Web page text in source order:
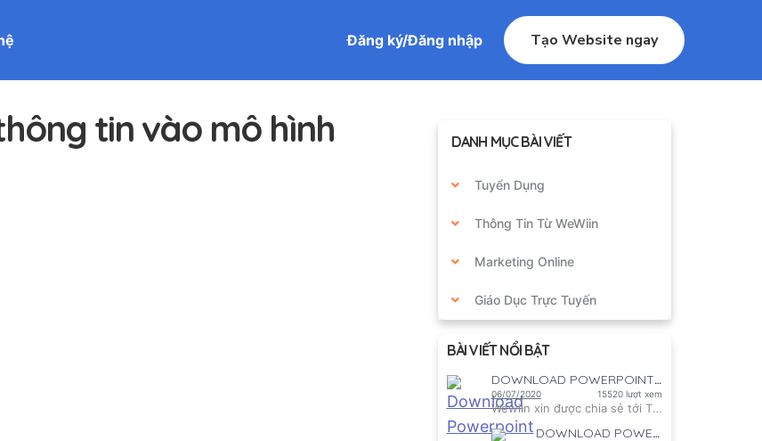
Đăng ký/Đăng nhập Tạo Website ngay
tin vào mô hình
DANH MỤC BÀI VIẾT
Tuyển Dụng
Thông Tin Từ WeWiin
Marketing Online
Giáo Dục Trực Tuyến
BÀI VIẾT NỔI BẬT
DOWNLOAD POWERPOINT GAME HỌC TẬP
06/07/2020 15520 lượt xem
Wewiin xin được chia sẻ tới Thầy cô những mẫu Powerpoint Gam...
DOWNLOAD POWERPOINT MẪU BÁO CÁO CUỐI NĂM